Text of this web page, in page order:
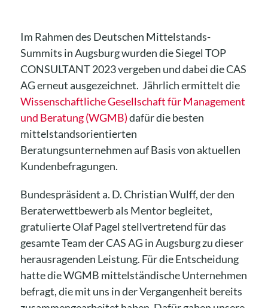
Im Rahmen des Deutschen Mittelstands-
Summits in Augsburg wurden die Siegel TOP
CONSULTANT 2023 vergeben und dabei die CAS
AG erneut ausgezeichnet. Jährlich ermittelt die
Wissenschaftliche Gesellschaft für Management
und Beratung (WGMB)dafür die besten
mittelstandsorientierten
Beratungsunternehmen auf Basis von aktuellen
Kundenbefragungen.
Bundespräsident a. D. Christian Wulff, der den
Beraterwettbewerb als Mentor begleitet,
gratulierte Olaf Pagel stellvertretend für das
gesamte Team der CAS AG in Augsburg zu dieser
herausragenden Leistung. Für die Entscheidung
hatte die WGMB mittelständische Unternehmen
befragt, die mit uns in der Vergangenheit bereits